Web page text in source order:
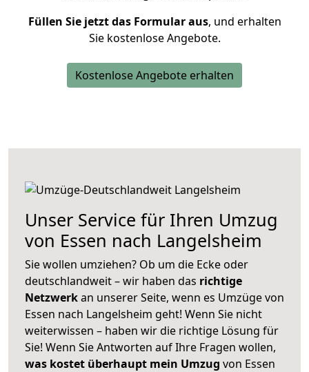
Füllen Sie jetzt das Formular aus, und erhalten
Sie kostenlose Angebote.
Kostenlose Angebote erhalten
Unser Service für Ihren Umzug
von Essen nach Langelsheim
Sie wollen umziehen? Ob um die Ecke oder
deutschlandweit – wir haben das richtige
Netzwerkan unserer Seite, wenn es Umzüge von
Essen nach Langelsheim geht! Wenn Sie nicht
weiterwissen – haben wir die richtige Lösung für
Sie! Wenn Sie Antworten auf Ihre Fragen wollen,
was kostet überhaupt mein Umzug von Essen